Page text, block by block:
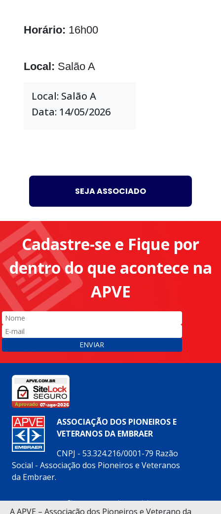
Horário: 16h00
Local: Salão A
Local: Salão A
Data: 14/05/2026
SEJA ASSOCIADO
A APVE – Associação dos Pioneiros e Veterano da
Cadastre-se e Fique por
dentro do que acontece na
APVE
ENVIAR
ASSOCIAÇÃO DOS PIONEIROS E
VETERANOS DA EMBRAER
CNPJ - 53.324.216/0001-79 Razão
Social - Associação dos Pioneiros e Veteranos
da Embraer.
Siga nossas redes sociais: